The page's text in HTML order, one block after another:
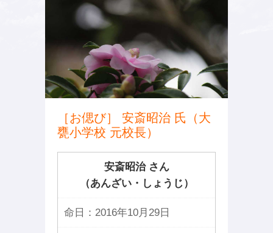
［お偲び］ 安斎昭治 氏（大
甕小学校 元校長）
安斎昭治 さん
（あんざい・しょうじ）
命日： 2016年10月29日